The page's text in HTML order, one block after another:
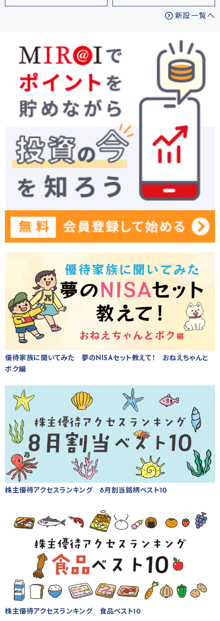
新設一覧へ
優待家族に聞いてみた 夢のNISAセット教えて！ おねえちゃんと
ボク編
株主優待アクセスランキング 8月割当銘柄ベスト10
株主優待アクセスランキング 食品ベスト10